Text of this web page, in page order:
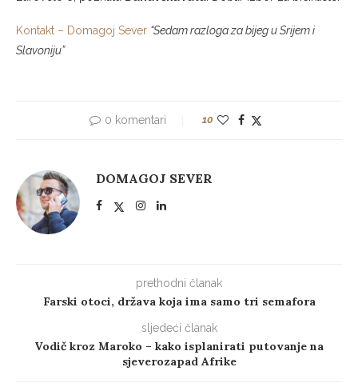
Kontakt – Domagoj Sever “Sedam razloga za bijeg u Srijem i
Slavoniju”
0 komentari 10
DOMAGOJ SEVER
prethodni članak
Farski otoci, država koja ima samo tri semafora
sljedeći članak
Vodič kroz Maroko – kako isplanirati putovanje na
sjeverozapad Afrike